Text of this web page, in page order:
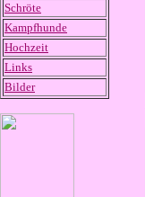
Schröte
Kampfhunde
Hochzeit
Links
Bilder